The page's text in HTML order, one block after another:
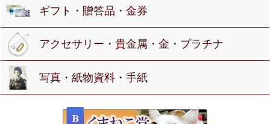
ギフト・贈答品・金券
アクセサリー・貴金属・金・プラチナ
写真・紙物資料・手紙